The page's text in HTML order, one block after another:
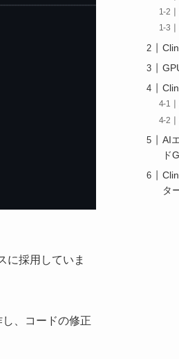
に採用していま
、コードの修正
AI
ド
タ